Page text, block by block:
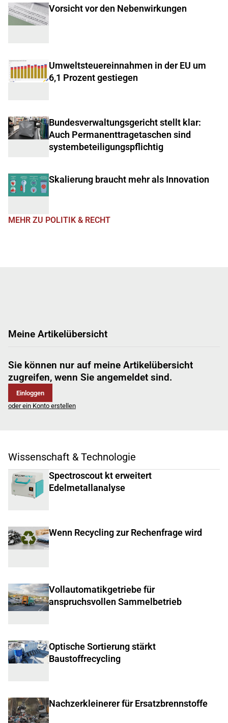
Vorsicht vor den Nebenwirkungen
Umweltsteuereinnahmen in der EU um
6,1 Prozent gestiegen
Bundesverwaltungsgericht stellt klar:
Auch Permanenttragetaschen sind
systembeteiligungspflichtig
Skalierung braucht mehr als Innovation
MEHR ZU POLITIK & RECHT
Meine Artikelübersicht
Sie können nur auf meine Artikelübersicht
zugreifen, wenn Sie angemeldet sind.
Einloggen
oder ein Konto erstellen
Wissenschaft & Technologie
Spectroscout kt erweitert
Edelmetallanalyse
Wenn Recycling zur Rechenfrage wird
Vollautomatikgetriebe für
anspruchsvollen Sammelbetrieb
Optische Sortierung stärkt
Baustoffrecycling
Nachzerkleinerer für Ersatzbrennstoffe